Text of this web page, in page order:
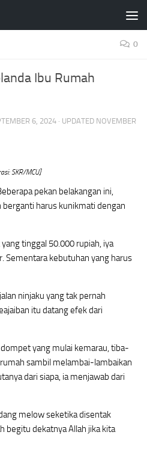
0
Ibu Rumah
6, 2024 · UPDATED NOVEMBER
SKR/MCU]
pekan belakangan ini,
harus kunikmati dengan
tinggal 50.000 rupiah, iya
Sementara kebutuhan yang harus
ninjaku yang tak pernah
itu datang efek dari
yang mulai kemarau, tiba-
sambil melambai-lambaikan
dari siapa, ia menjawab dari
melow seketika disentak
begitu dekatnya Allah jika kita